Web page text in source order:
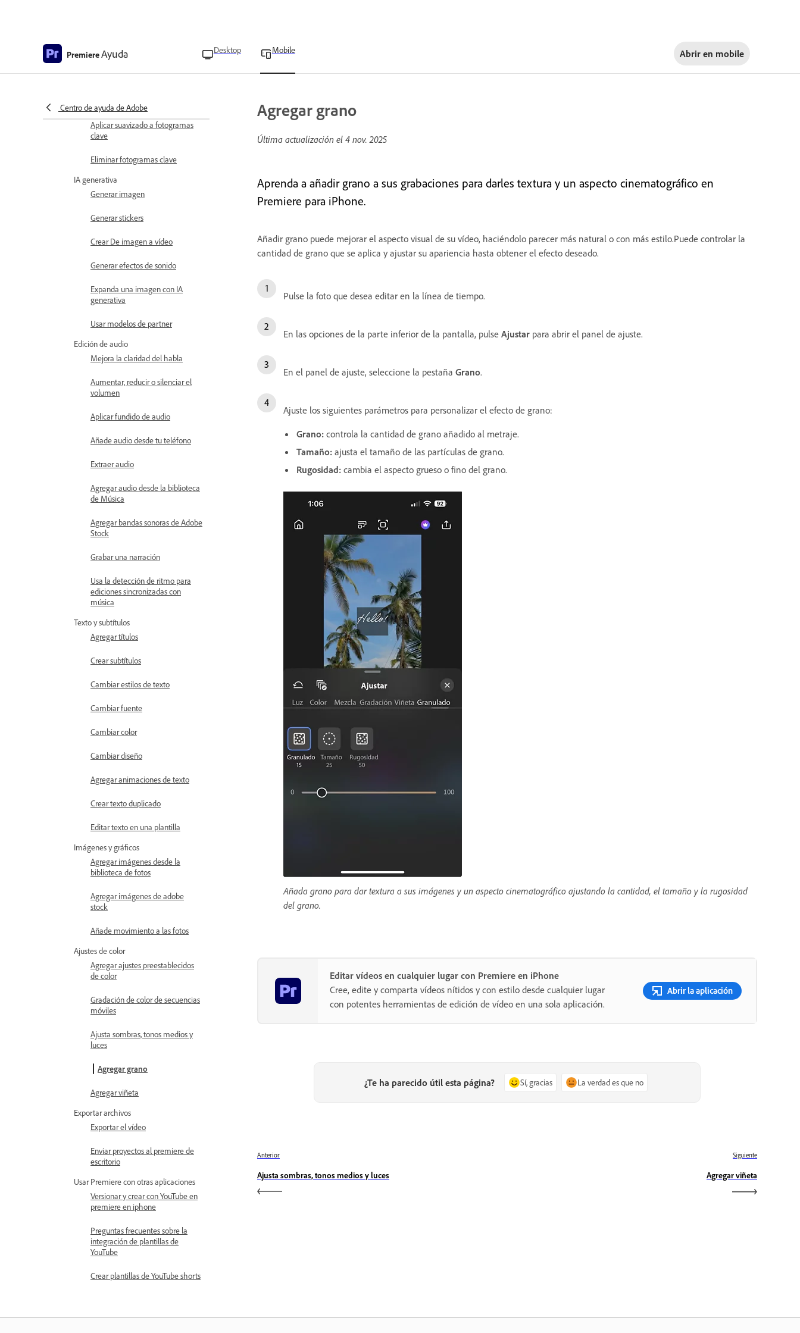
PremiereAyuda Desktop Mobile Abrir en mobile
Centro de ayuda de Adobe
fotogramas clave
Aplicar suavizado a fotogramas
clave
Eliminar fotogramas clave
IA generativa
Generar imagen
Generar stickers
Crear De imagen a vídeo
Generar efectos de sonido
Expanda una imagen con IA
generativa
Usar modelos de partner
Edición de audio
Mejora la claridad del habla
Aumentar, reducir o silenciar el
volumen
Aplicar fundido de audio
Añade audio desde tu teléfono
Extraer audio
Agregar audio desde la biblioteca
de Música
Agregar bandas sonoras de Adobe
Stock
Grabar una narración
Usa la detección de ritmo para
ediciones sincronizadas con
música
Texto y subtítulos
Agregar títulos
Crear subtítulos
Cambiar estilos de texto
Cambiar fuente
Cambiar color
Cambiar diseño
Agregar animaciones de texto
Crear texto duplicado
Editar texto en una plantilla
Imágenes y gráficos
Agregar imágenes desde la
biblioteca de fotos
Agregar imágenes de adobe
stock
Añade movimiento a las fotos
Ajustes de color
Agregar ajustes preestablecidos
de color
Gradación de color de secuencias
móviles
Ajusta sombras, tonos medios y
luces
Agregar grano
Agregar viñeta
Exportar archivos
Exportar el vídeo
Enviar proyectos al premiere de
escritorio
Usar Premiere con otras aplicaciones
Versionar y crear con YouTube en
premiere en iphone
Preguntas frecuentes sobre la
integración de plantillas de
YouTube
Crear plantillas de YouTube shorts
Agregar grano
Última actualización el 4 nov. 2025
Aprenda a añadir grano a sus grabaciones para darles textura y un aspecto cinematográfico en
Premiere para iPhone.
Añadir grano puede mejorar el aspecto visual de su vídeo, haciéndolo parecer más natural o con más estilo.Puede controlar la
cantidad de grano que se aplica y ajustar su apariencia hasta obtener el efecto deseado.
Pulse la foto que desea editar en la línea de tiempo.
En las opciones de la parte inferior de la pantalla, pulse Ajustar para abrir el panel de ajuste.
En el panel de ajuste, seleccione la pestaña Grano.
Ajuste los siguientes parámetros para personalizar el efecto de grano:
Grano: controla la cantidad de grano añadido al metraje.
Tamaño: ajusta el tamaño de las partículas de grano.
Rugosidad: cambia el aspecto grueso o fino del grano.
Añada grano para dar textura a sus imágenes y un aspecto cinematográfico ajustando la cantidad, el tamaño y la rugosidad
del grano.
Editar vídeos en cualquier lugar con Premiere en iPhone
Cree, edite y comparta vídeos nítidos y con estilo desde cualquier lugar
con potentes herramientas de edición de vídeo en una sola aplicación.
Abrir la aplicación
¿Te ha parecido útil esta página? Sí, gracias La verdad es que no
Anterior
Ajusta sombras, tonos medios y luces
Siguiente
Agregar viñeta